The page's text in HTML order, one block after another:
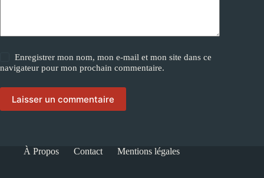
Enregistrer mon nom, mon e-mail et mon site dans ce
navigateur pour mon prochain commentaire.
Laisser un commentaire
À Propos Contact Mentions légales